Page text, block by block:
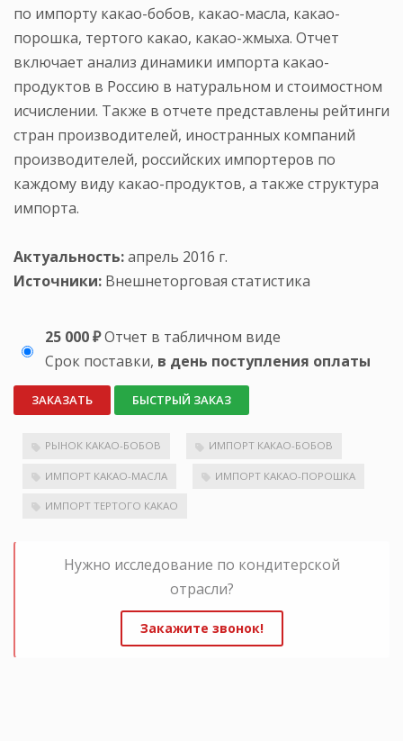
по импорту какао-бобов, какао-масла, какао-
порошка, тертого какао, какао-жмыха. Отчет
включает анализ динамики импорта какао-
продуктов в Россию в натуральном и стоимостном
исчислении. Также в отчете представлены рейтинги
стран производителей, иностранных компаний
производителей, российских импортеров по
каждому виду какао-продуктов, а также структура
импорта.
Актуальность:апрель 2016 г.
Источники: Внешнеторговая статистика
25 000 ₽Отчет в табличном виде
Срок поставки, в день поступления оплаты
ЗАКАЗАТЬ БЫСТРЫЙ ЗАКАЗ
РЫНОК КАКАО-БОБОВ ИМПОРТ КАКАО-БОБОВ
ИМПОРТ КАКАО-МАСЛА ИМПОРТ КАКАО-ПОРОШКА
ИМПОРТ ТЕРТОГО КАКАО
Нужно исследование по кондитерской
отрасли?
Закажите звонок!